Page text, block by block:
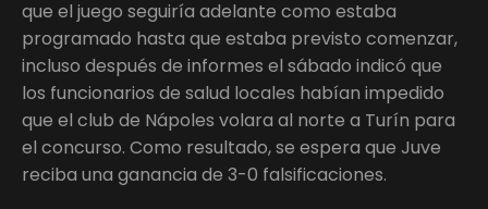
que el juego seguiría adelante como estaba
programado hasta que estaba previsto comenzar,
incluso después de informes el sábado indicó que
los funcionarios de salud locales habían impedido
que el club de Nápoles volara al norte a Turín para
el concurso. Como resultado, se espera que Juve
reciba una ganancia de 3-0 falsificaciones.